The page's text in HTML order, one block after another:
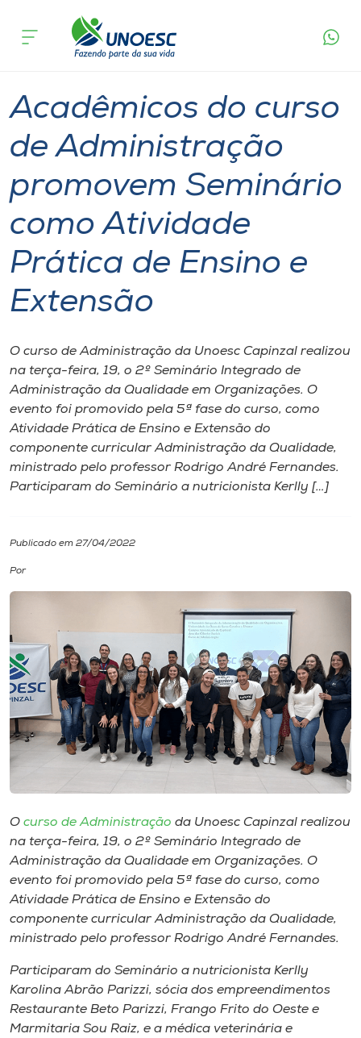
Cursos
Pesquisa
Atendimento ao Estudante
Portal de Ensino
Unoesc
Internacionalização
I.nova
Diplomados
Cultura
CPA
Biblioteca
Editora
Rádio
Museu
Selecione
acontece
Ensino e Extensão
Acadêmicos do curso
de Administração
promovem Seminário
como Atividade
Prática de Ensino e
Extensão
O curso de Administração da Unoesc Capinzal realizou
na terça-feira, 19, o 2º Seminário Integrado de
Administração da Qualidade em Organizações. O
evento foi promovido pela 5ª fase do curso, como
Atividade Prática de Ensino e Extensão do
componente curricular Administração da Qualidade,
ministrado pelo professor Rodrigo André Fernandes.
Participaram do Seminário a nutricionista Kerlly […]
Publicado em 27/04/2022
Por
O curso de Administração da Unoesc Capinzal realizou
na terça-feira, 19, o 2º Seminário Integrado de
Administração da Qualidade em Organizações. O
evento foi promovido pela 5ª fase do curso, como
Atividade Prática de Ensino e Extensão do
componente curricular Administração da Qualidade,
ministrado pelo professor Rodrigo André Fernandes.
Participaram do Seminário a nutricionista Kerlly
Karolina Abrão Parizzi, sócia dos empreendimentos
Restaurante Beto Parizzi, Frango Frito do Oeste e
Marmitaria Sou Raiz, e a médica veterinária e